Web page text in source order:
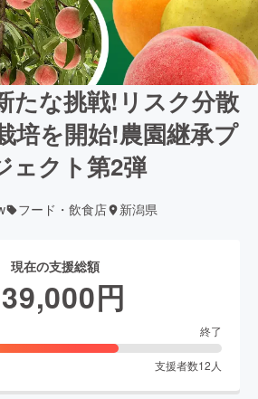
たな挑戦!リスク分散
培を開始!農園継承プ
ェクト第2弾
フード・飲食店 新潟県
現在の支援総額
円
終了
支援者数12人